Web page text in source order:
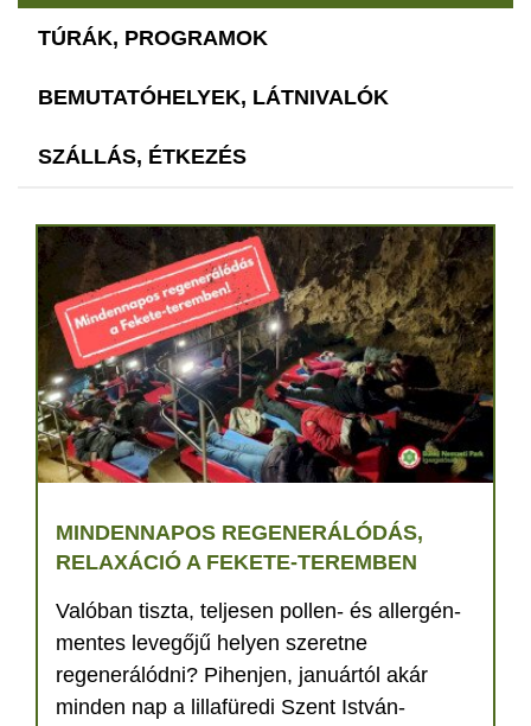
TÚRÁK, PROGRAMOK
BEMUTATÓHELYEK, LÁTNIVALÓK
SZÁLLÁS, ÉTKEZÉS
MINDENNAPOS REGENERÁLÓDÁS,
RELAXÁCIÓ A FEKETE-TEREMBEN
Valóban tiszta, teljesen pollen- és allergén-
mentes levegőjű helyen szeretne
regenerálódni? Pihenjen, januártól akár
minden nap a lillafüredi Szent István-